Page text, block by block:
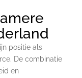
positie als
De combinatie
en